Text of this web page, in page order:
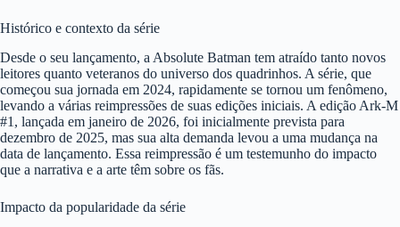
Histórico e contexto da série
Desde o seu lançamento, a Absolute Batman tem atraído tanto novos
leitores quanto veteranos do universo dos quadrinhos. A série, que
começou sua jornada em 2024, rapidamente se tornou um fenômeno,
levando a várias reimpressões de suas edições iniciais. A edição Ark-M
#1, lançada em janeiro de 2026, foi inicialmente prevista para
dezembro de 2025, mas sua alta demanda levou a uma mudança na
data de lançamento. Essa reimpressão é um testemunho do impacto
que a narrativa e a arte têm sobre os fãs.
Impacto da popularidade da série